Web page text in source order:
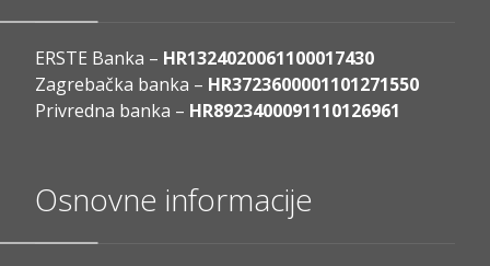
ERSTE Banka – HR1324020061100017430
Zagrebačka banka – HR3723600001101271550
Privredna banka – HR8923400091110126961
Osnovne informacije